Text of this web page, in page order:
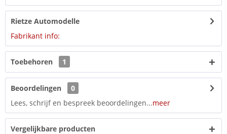
Rietze Automodelle
Fabrikant info:
Toebehoren 1
Beoordelingen
0
Lees, schrijf en bespreek beoordelingen...meer
Vergelijkbare producten